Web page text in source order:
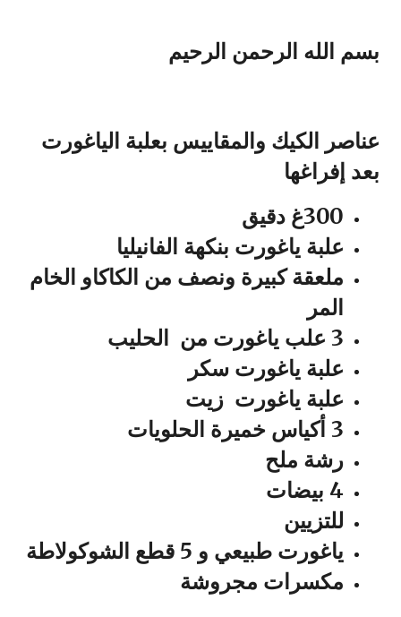
بسم الله الرحمن الرحيم
عناصر الكيك والمقاييس بعلبة الياغورت
بعد إفراغها
300غ دقيق
علبة ياغورت بنكهة الفانيليا
ملعقة كبيرة ونصف من الكاكاو الخام
المر
3 علب ياغورت من الحليب
علبة ياغورت سكر
علبة ياغورت زيت
3 أكياس خميرة الحلويات
رشة ملح
4 بيضات
للتزيين
ياغورت طبيعي و 5 قطع الشوكولاطة
مكسرات مجروشة